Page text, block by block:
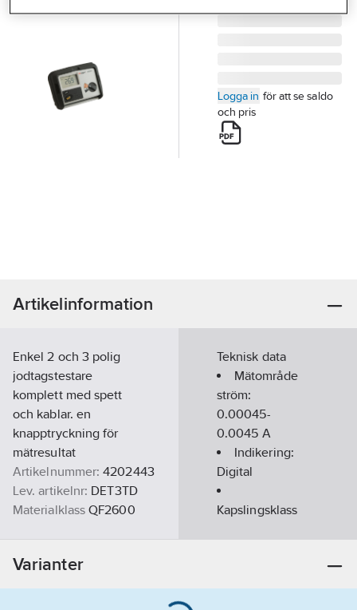
Logga in för att se saldo
och pris
Artikelinformation
Enkel 2 och 3 polig
jodtagstestare
komplett med spett
och kablar. en
knapptryckning för
mätresultat
Artikelnummer: 4202443
Lev. artikelnr: DET3TD
Materialklass QF2600
Teknisk data
Mätområde
ström:
0.00045-
0.0045 A
Indikering:
Digital
Kapslingsklass
100V
Varianter